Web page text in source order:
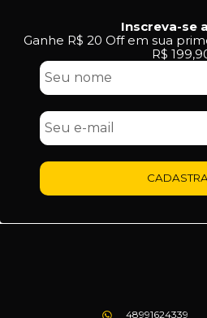
Inscreva-se
Ganhe R$ 20 Off em sua
R$
48991624339